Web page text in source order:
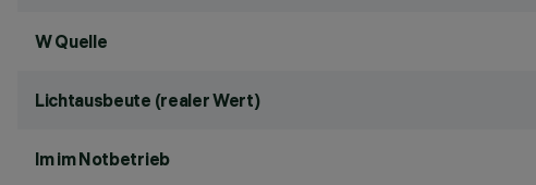
W Quelle
Lichtausbeute (realer Wert)
lm im Notbetrieb